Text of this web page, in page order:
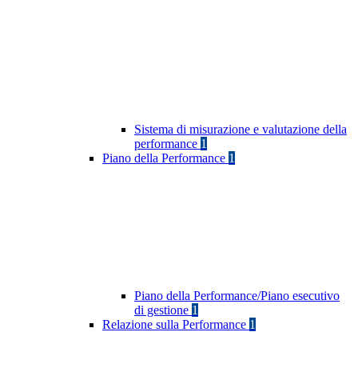
Sistema di misurazione e valutazione della
performance 1
Piano della Performance 1
Piano della Performance/Piano esecutivo
di gestione 1
Relazione sulla Performance 1